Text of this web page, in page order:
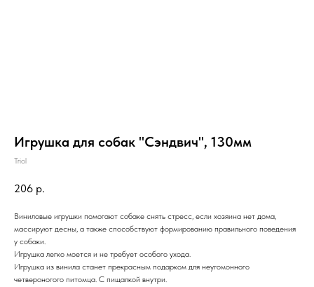
Игрушка для собак "Сэндвич", 130мм
Triol
206 р.
Виниловые игрушки помогают собаке снять стресс, если хозяина нет дома,
массируют десны, а также способствуют формированию правильного поведения
у собаки.
Игрушка легко моется и не требует особого ухода.
Игрушка из винила станет прекрасным подарком для неугомонного
четвероногого питомца. С пищалкой внутри.